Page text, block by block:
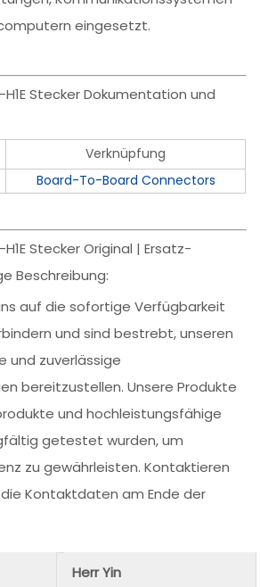
eingesetzt.
H1E Stecker Dokumentation und
Verknüpfung
Board-To-Board Connectors
H1E Stecker Original | Ersatz-
Beschreibung:
auf die sofortige Verfügbarkeit
und sind bestrebt, unseren
und zuverlässige
bereitzustellen. Unsere Produkte
und hochleistungsfähige
getestet wurden, um
zu gewährleisten. Kontaktieren
Kontaktdaten am Ende der
Herr Yin